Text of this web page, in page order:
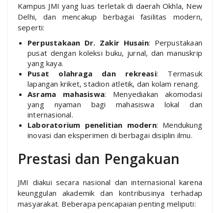
Kampus JMI yang luas terletak di daerah Okhla, New
Delhi, dan mencakup berbagai fasilitas modern,
seperti:
Perpustakaan Dr. Zakir Husain: Perpustakaan
pusat dengan koleksi buku, jurnal, dan manuskrip
yang kaya.
Pusat olahraga dan rekreasi: Termasuk
lapangan kriket, stadion atletik, dan kolam renang.
Asrama mahasiswa: Menyediakan akomodasi
yang nyaman bagi mahasiswa lokal dan
internasional.
Laboratorium penelitian modern: Mendukung
inovasi dan eksperimen di berbagai disiplin ilmu.
Prestasi dan Pengakuan
JMI diakui secara nasional dan internasional karena
keunggulan akademik dan kontribusinya terhadap
masyarakat. Beberapa pencapaian penting meliputi: